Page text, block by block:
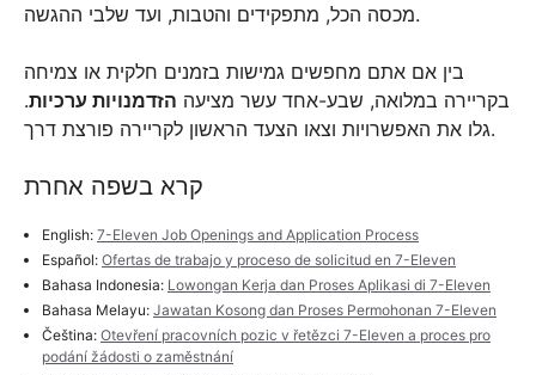
מכסה הכל, מתפקידים והטבות, ועד שלבי ההגשה.
בין אם אתם מחפשים גמישות בזמנים חלקית או צמיחה
בקריירה במלואה, שבע-אחד עשר מציעה הזדמנויות ערכיות.
גלו את האפשרויות וצאו הצעד הראשון לקריירה פורצת דרך.
קרא בשפה אחרת
English: 7-Eleven Job Openings and Application Process
Español: Ofertas de trabajo y proceso de solicitud en 7-Eleven
Bahasa Indonesia: Lowongan Kerja dan Proses Aplikasi di 7-Eleven
Bahasa Melayu: Jawatan Kosong dan Proses Permohonan 7-Eleven
Čeština: Otevření pracovních pozic v řetězci 7-Eleven a proces pro
podání žádosti o zaměstnání